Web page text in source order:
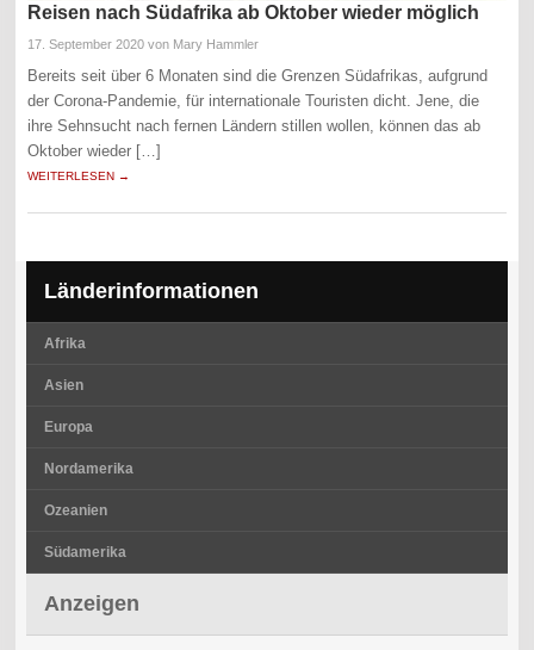
Reisen nach Südafrika ab Oktober wieder möglich
17. September 2020 von Mary Hammler
Bereits seit über 6 Monaten sind die Grenzen Südafrikas, aufgrund
der Corona-Pandemie, für internationale Touristen dicht. Jene, die
ihre Sehnsucht nach fernen Ländern stillen wollen, können das ab
Oktober wieder […]
WEITERLESEN →
Länderinformationen
Afrika
Asien
Europa
Nordamerika
Ozeanien
Südamerika
Anzeigen